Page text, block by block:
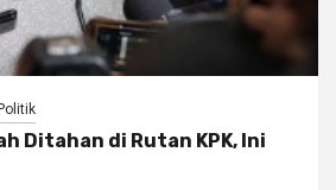
Politik
Ditahan di Rutan KPK, Ini